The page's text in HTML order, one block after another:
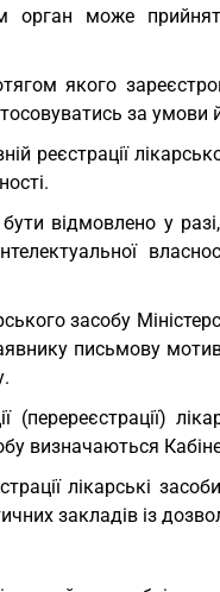
орган може
якого
за умови
реєстрації
відмовлено у
засобу
письмову
(перереєстрації)
визначаються
лікарські
закладів із